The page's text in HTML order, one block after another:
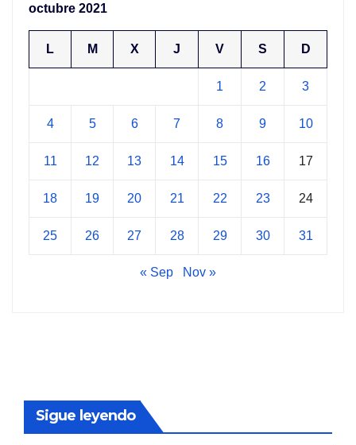
octubre 2021
L M X J V S D
1 2 3
4 5 6 7 8 9 10
11 12 13 14 15 16 17
18 19 20 21 22 23 24
25 26 27 28 29 30 31
« Sep Nov »
Sigue leyendo